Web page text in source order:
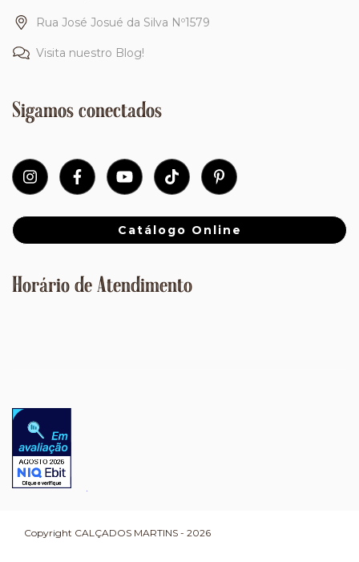
Rua José Josué da Silva Nº1579
Visita nuestro Blog!
Sigamos conectados
Catálogo Online
Horário de Atendimento
Copyright CALÇADOS MARTINS - 2026